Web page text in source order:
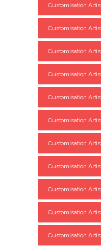
Customisation
Customisation
Customisation
Customisation
Customisation
Customisation
Customisation
Customisation
Customisation
Customisation
Customisation